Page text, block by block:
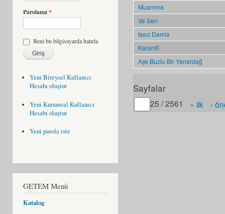
Parolanız*
Beni bu bilgisayarda hatırla
Yeni Bireysel Kullanıcı
Hesabı oluştur
Yeni Kurumsal Kullanıcı
Hesabı oluştur
Yeni parola iste
GETEM Menü
Katalog
Muamma
Ve Sen
Issız Damla
Karanfil
Aşk Buzlu Bir Yanardağ
Sayfalar
Gitmek istediğiniz
25 / 2561 « ilk ‹